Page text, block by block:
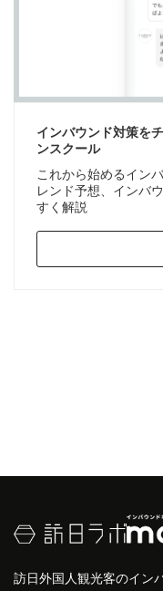
インバウンド対策を
ンスクール
これから始めるイン
レンド予想、インバ
すく解説
訪日外国人観光客のイン